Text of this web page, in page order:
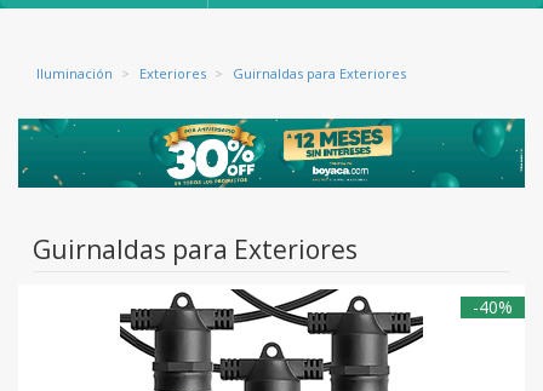
Iluminación > Exteriores > Guirnaldas para Exteriores
Guirnaldas para Exteriores
-40%